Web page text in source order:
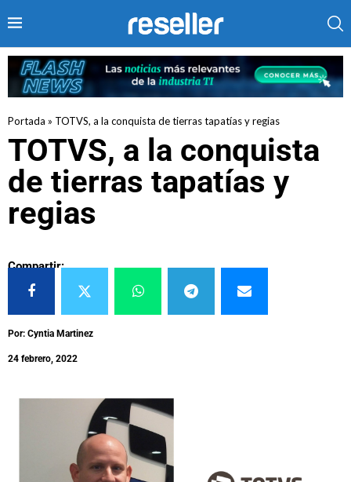
Portada » TOTVS, a la conquista de tierras tapatías y regias
TOTVS, a la conquista
de tierras tapatías y
regias
Compartir:
Por: Cyntia Martinez
24 febrero, 2022